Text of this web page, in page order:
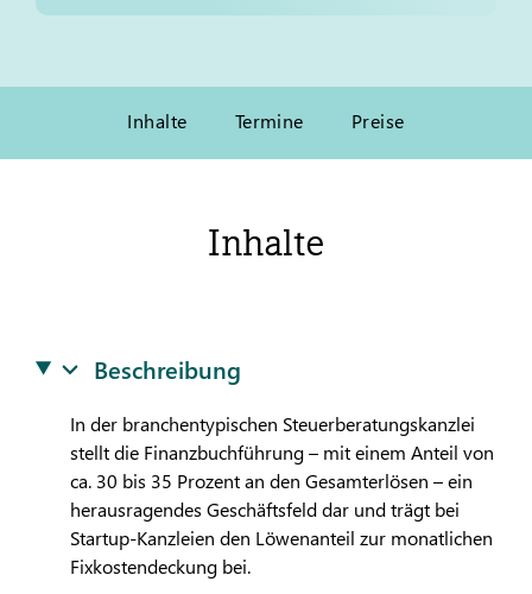
Inhalte Termine Preise
Inhalte
Beschreibung
In der branchentypischen Steuerberatungskanzlei
stellt die Finanzbuchführung – mit einem Anteil von
ca. 30 bis 35 Prozent an den Gesamterlösen – ein
herausragendes Geschäftsfeld dar und trägt bei
Startup-Kanzleien den Löwenanteil zur monatlichen
Fixkostendeckung bei.